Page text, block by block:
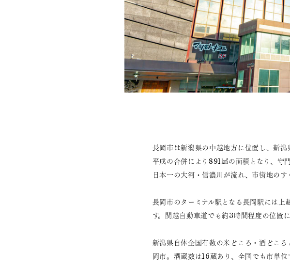
長岡市は新潟県の中越地方に位置し、新
平成の合併により891㎢の面積となり、守
日本一の大河・信濃川が流れ、市街地のす
長岡市のターミナル駅となる長岡駅には
す。関越自動車道でも約3時間程度の位置
新潟県自体全国有数の米どころ・酒どこ
岡市。酒蔵数は16蔵あり、全国でも市単位